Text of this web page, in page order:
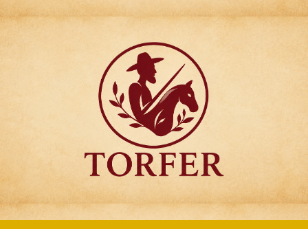
Articulos para
Regalo Torfer.